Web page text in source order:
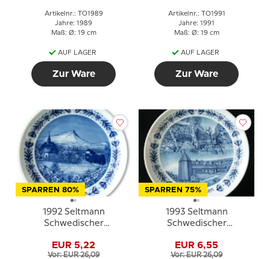
Artikelnr.: TO1989
Jahre: 1989
Maß: Ø: 19 cm
AUF LAGER
Zur Ware
Artikelnr.: TO1991
Jahre: 1991
Maß: Ø: 19 cm
AUF LAGER
Zur Ware
SPARREN 80%
1992 Seltmann
Schwedischer
Härjedalen
EUR 5,22
Vor: EUR 26,09
SPARREN 75%
1993 Seltmann
Schwedischer
Västerbotten
EUR 6,55
Vor: EUR 26,09